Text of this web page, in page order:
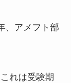
、アメフト部
れは受験期